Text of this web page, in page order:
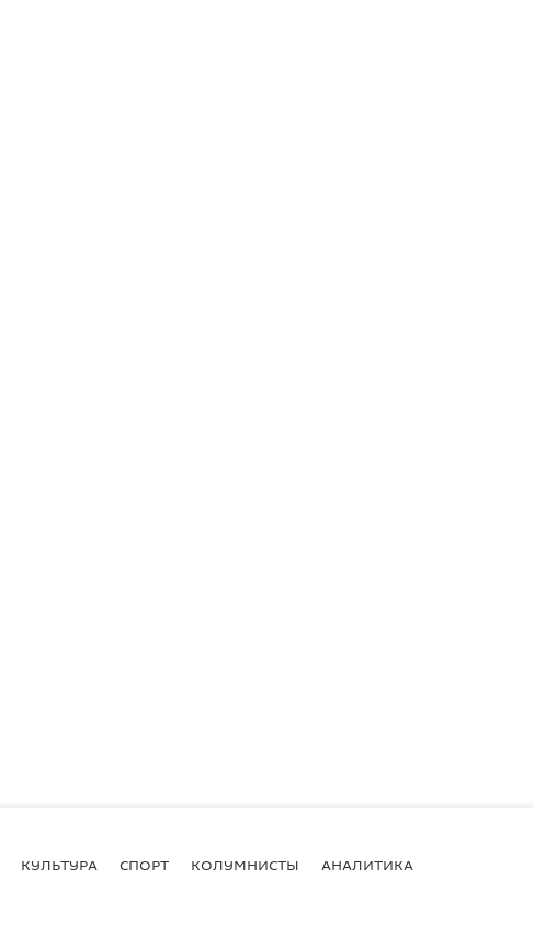
КУЛЬТУРА СПОРТ КОЛУМНИСТЫ АНАЛИТИКА